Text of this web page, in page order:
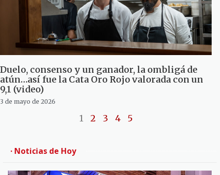
Duelo, consenso y un ganador, la ombligá de
atún…así fue la Cata Oro Rojo valorada con un
9,1 (video)
3 de mayo de 2026
1 2 3 4 5
· Noticias de Hoy